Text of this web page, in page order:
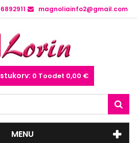
magnoliainfo2@gmail.com
0 Toodet 0,00 €
MENU